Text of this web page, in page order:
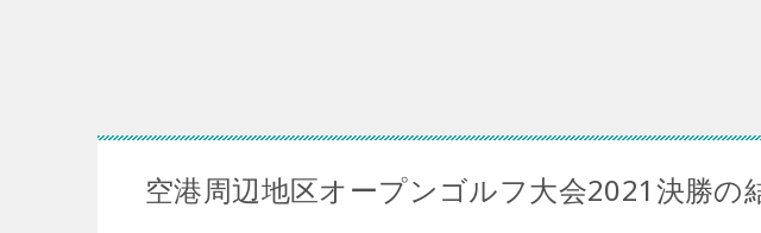
空港周辺地区オープンゴルフ大会2021決勝の